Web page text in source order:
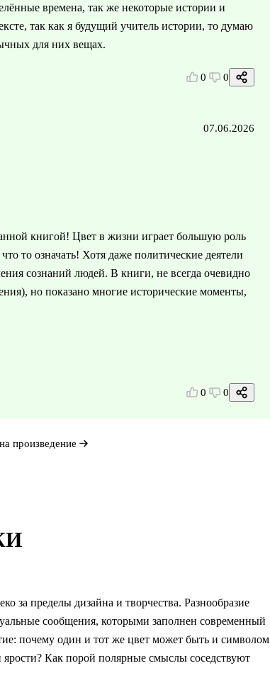
за пределы дизайна и творчества. Разнообразие
сообщения, которыми заполнен современный
почему один и тот же цвет может быть и символом
Как порой полярные смыслы соседствуют
времена, так же некоторые истории и
так как я будущий учитель истории, то думаю
для них вещах.
0 0
07.06.2026
книгой! Цвет в жизни играет большую роль
то означать! Хотя даже политические деятели
сознаний людей. В книги, не всегда очевидно
но показано многие исторические моменты,
0 0
произведение